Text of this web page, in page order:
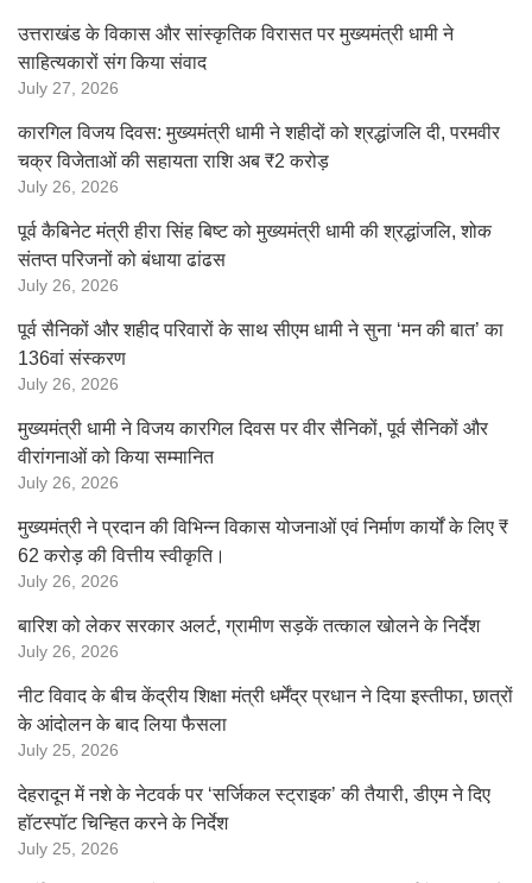
उत्तराखंड के विकास और सांस्कृतिक विरासत पर मुख्यमंत्री धामी ने
साहित्यकारों संग किया संवाद
July 27, 2026
कारगिल विजय दिवस: मुख्यमंत्री धामी ने शहीदों को श्रद्धांजलि दी, परमवीर
चक्र विजेताओं की सहायता राशि अब ₹2 करोड़
July 26, 2026
पूर्व कैबिनेट मंत्री हीरा सिंह बिष्ट को मुख्यमंत्री धामी की श्रद्धांजलि, शोक
संतप्त परिजनों को बंधाया ढांढस
July 26, 2026
पूर्व सैनिकों और शहीद परिवारों के साथ सीएम धामी ने सुना ‘मन की बात’ का
136वां संस्करण
July 26, 2026
मुख्यमंत्री धामी ने विजय कारगिल दिवस पर वीर सैनिकों, पूर्व सैनिकों और
वीरांगनाओं को किया सम्मानित
July 26, 2026
मुख्यमंत्री ने प्रदान की विभिन्न विकास योजनाओं एवं निर्माण कार्यों के लिए ₹
62 करोड़ की वित्तीय स्वीकृति।
July 26, 2026
बारिश को लेकर सरकार अलर्ट, ग्रामीण सड़कें तत्काल खोलने के निर्देश
July 26, 2026
नीट विवाद के बीच केंद्रीय शिक्षा मंत्री धर्मेंद्र प्रधान ने दिया इस्तीफा, छात्रों
के आंदोलन के बाद लिया फैसला
July 25, 2026
देहरादून में नशे के नेटवर्क पर ‘सर्जिकल स्ट्राइक’ की तैयारी, डीएम ने दिए
हॉटस्पॉट चिन्हित करने के निर्देश
July 25, 2026